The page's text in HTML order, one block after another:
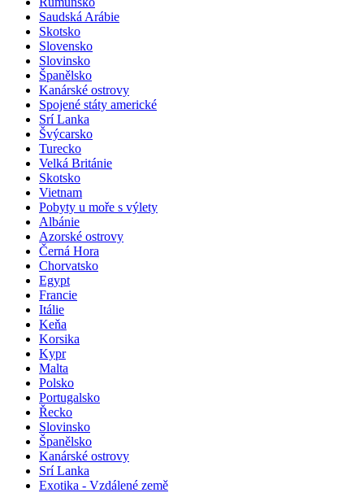
Saudská Arábie
Skotsko
Slovensko
Slovinsko
Španělsko
Kanárské ostrovy
Spojené státy americké
Srí Lanka
Švýcarsko
Turecko
Velká Británie
Skotsko
Vietnam
Pobyty u moře s výlety
Albánie
Azorské ostrovy
Černá Hora
Chorvatsko
Egypt
Francie
Itálie
Keňa
Korsika
Kypr
Malta
Polsko
Portugalsko
Řecko
Slovinsko
Španělsko
Kanárské ostrovy
Srí Lanka
Exotika - Vzdálené země